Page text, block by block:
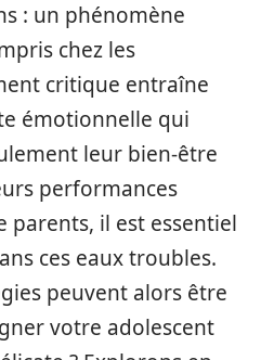
: un phénomène
chez les
critique entraîne
émotionnelle qui
leur bien-être
performances
parents, il est essentiel
ces eaux troubles.
peuvent alors être
votre adolescent